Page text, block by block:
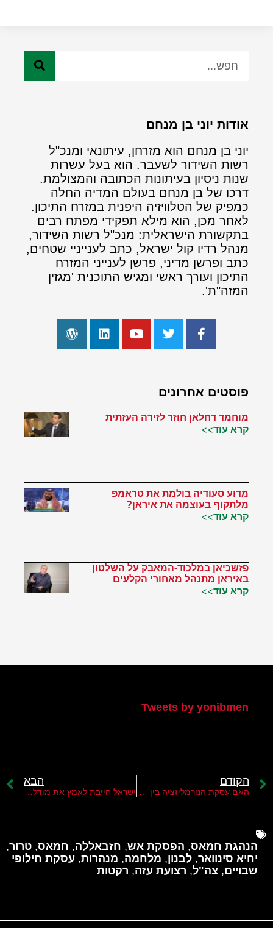
אודות יוני בן מנחם
יוני בן מנחם הוא מזרחן, עיתונאי ומנכ"ל
רשות השידור לשעבר. הוא בעל עשרות
שנות ניסיון בעיתונות הכתובה והמצולמת.
דרכו של בן מנחם בעולם המדיה החלה
כמפיק של הטלוויזיה היפנית במזרח התיכון.
לאחר מכן, הוא מילא תפקידי מפתח רבים
בתקשורת הישראלית: מנכ"ל רשות השידור,
מנהל רדיו קול ישראל, כתב לענייניי שטחים,
כתב ופרשן מדיני, פרשן לענייני המזרח
התיכון ועורך ראשי ומגיש התוכנית 'מגזין
המזה"ת'.
פוסטים אחרונים
מוחמד דחלאן חוזר לזירה העזתית
קרא עוד>>
מדוע סעודיה בולמת את טראמפ
מלתקוף בעוצמה את איראן?
קרא עוד>>
פזשכיאן במלכוד-המאבק על השלטון
באיראן מתנהל מאחורי הקלעים
קרא עוד>>
Tweets by yonibmen
הקודם הבא
הנהגת חמאס, הפסקת אש, חזבאללה, חמאס, טרור,
יחיא סינוואר, לבנון, מלחמה, מנהרות, עסקת חילופי
שבויים, צה"ל, רצועת עזה, רקטות